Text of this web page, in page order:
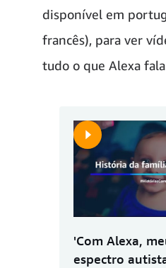
disponível em
francês), para ver
tudo o que Alexa
'Com Alexa,
espectro